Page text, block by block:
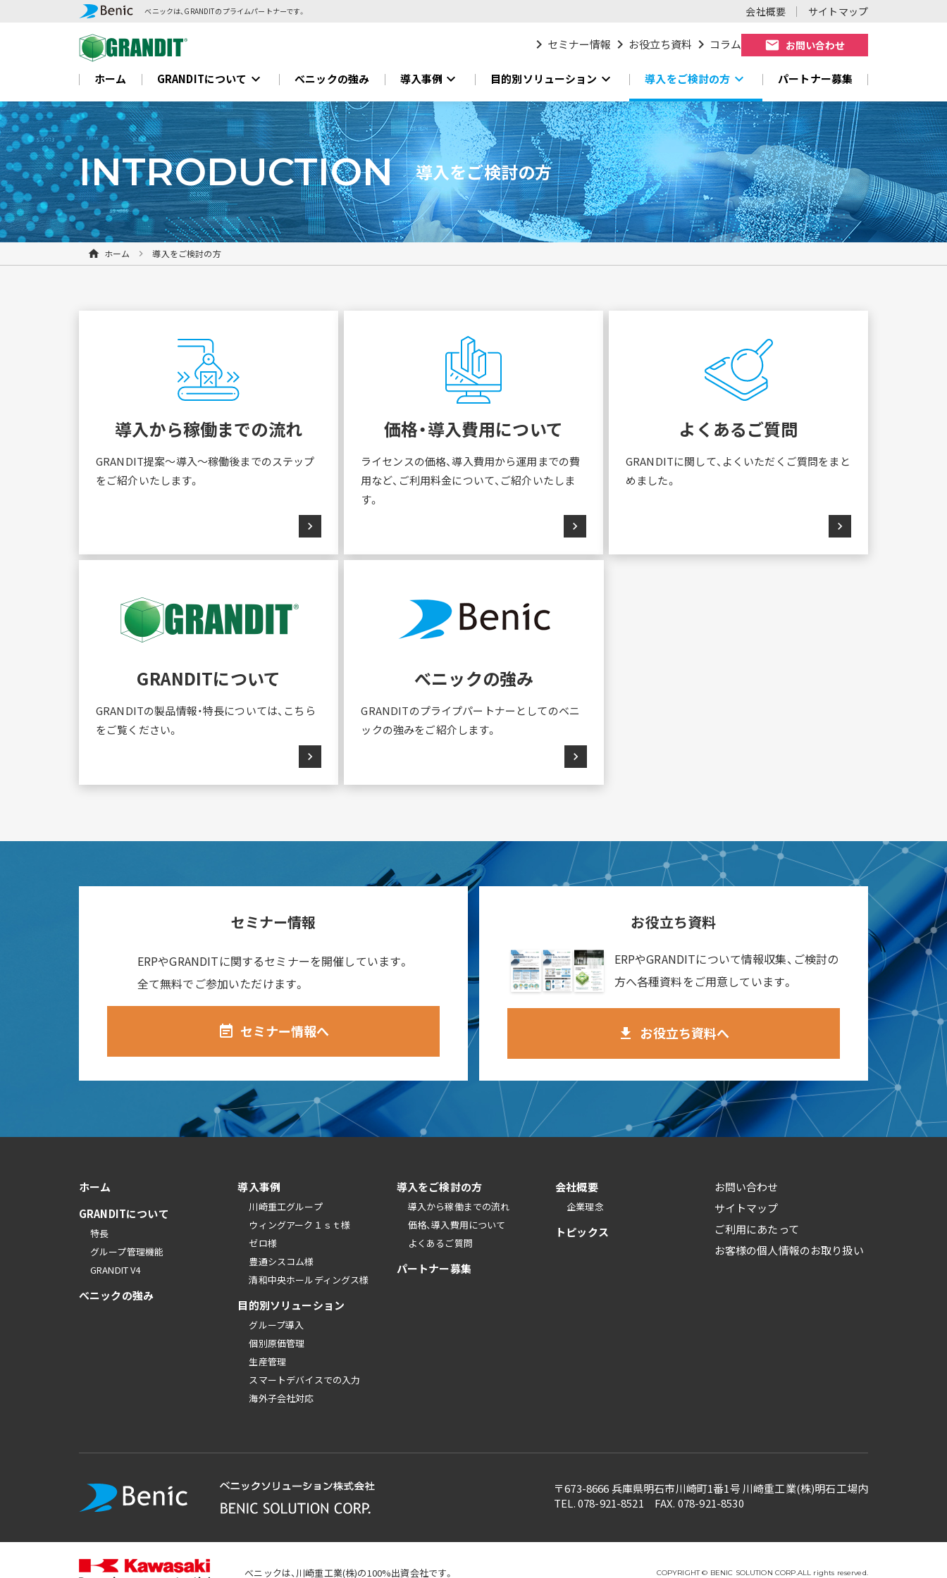
べニックは、GRANDITのプライムパートナーです。 会社概要 サイトマップ
ホーム GRANDITについて expand_more べニックの強み 導入事例 expand_more 目的別ソリューション expand_more 導入をご検討の方 expand_more パートナー募集
chevron_right セミナー情報 chevron_right お役立ち資料 chevron_right コラム mail お問い合わせ
INTRODUCTION 導入をご検討の方
ホーム 導入をご検討の方
導入から稼働までの流れ
GRANDIT提案～導入～稼働後までのステップ
をご紹介いたします。
chevron_right
価格・導入費用について
ライセンスの価格、導入費用から運用までの費
用など、ご利用料金について、ご紹介いたしま
す。
chevron_right
よくあるご質問
GRANDITに関して、よくいただくご質問をまと
めました。
chevron_right
GRANDITについて
GRANDITの製品情報・特長については、こちら
をご覧ください。
chevron_right
べニックの強み
GRANDITのプライプパートナーとしてのベニ
ックの強みをご紹介します。
chevron_right
セミナー情報
ERPやGRANDITに関するセミナーを開催しています。
全て無料でご参加いただけます。
event_note セミナー情報へ
お役立ち資料
ERPやGRANDITについて情報収集、ご検討の
方へ各種資料をご用意しています。
download お役立ち資料へ
ホーム
GRANDITについて
特長
グループ管理機能
GRANDIT V4
べニックの強み
導入事例
川崎重工グループ
ウィングアーク１ｓｔ様
ゼロ様
豊通シスコム様
清和中央ホールディングス様
目的別ソリューション
グループ導入
個別原価管理
生産管理
スマートデバイスでの入力
海外子会社対応
導入をご検討の方
導入から稼働までの流れ
価格、導入費用について
よくあるご質問
パートナー募集
会社概要
企業理念
トピックス
お問い合わせ
サイトマップ
ご利用にあたって
お客様の個人情報のお取り扱い
〒673-8666 兵庫県明石市川崎町1番1号川崎重工業(株)明石工場内
TEL. 078-921-8521 FAX. 078-921-8530
べニックは、川崎重工業(株)の100%出資会社です。 COPYRIGHT © BENIC SOLUTION CORP.ALL rights reserved.